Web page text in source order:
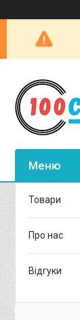
Товари
Про нас
Відгуки